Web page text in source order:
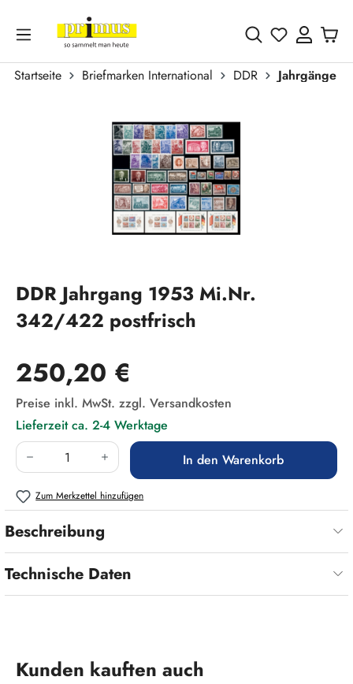
Zum Hauptinhalt springen
Du hast 0
Startseite Briefmarken International DDR
Jahrgänge
DDR Jahrgang 1953 Mi.Nr.
342/422 postfrisch
Regulärer Preis:
250,20 €
Preise inkl. MwSt. zzgl. Versandkosten
Lieferzeit ca. 2-4 Werktage
Produkt Anzahl: Gib den gewünschten Wert
In den Warenkorb
Zum Merkzettel hinzufügen
Beschreibung
Technische Daten
Produktgalerie überspringen
Kunden kauften auch